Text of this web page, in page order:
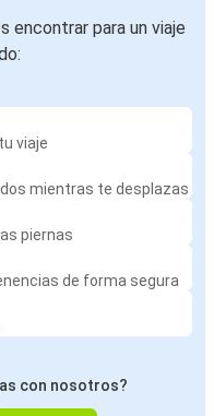
encontrar para un viaje
viaje
mientras te desplazas
piernas
de forma segura
con nosotros?